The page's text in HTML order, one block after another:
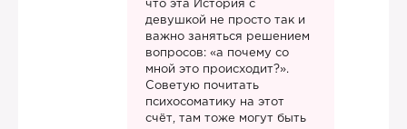
что эта История с
девушкой не просто так и
важно заняться решением
вопросов: «а почему со
мной это происходит?».
Советую почитать
психосоматику на этот
счёт, там тоже могут быть